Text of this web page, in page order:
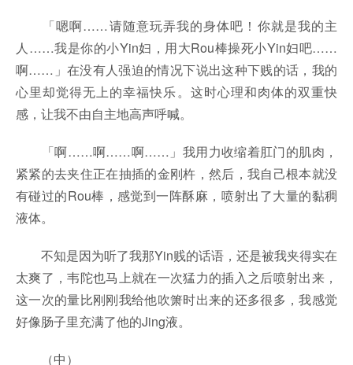
「嗯啊……请随意玩弄我的身体吧！你就是我的主
人……我是你的小Yin妇，用大Rou棒操死小Yin妇吧……
啊……」在没有人强迫的情况下说出这种下贱的话，我的
心里却觉得无上的幸福快乐。这时心理和肉体的双重快
感，让我不由自主地高声呼喊。
「啊……啊……啊……」我用力收缩着肛门的肌肉，
紧紧的去夹住正在抽插的金刚杵，然后，我自己根本就没
有碰过的Rou棒，感觉到一阵酥麻，喷射出了大量的黏稠
液体。
不知是因为听了我那Yin贱的话语，还是被我夹得实在
太爽了，韦陀也马上就在一次猛力的插入之后喷射出来，
这一次的量比刚刚我给他吹箫时出来的还多很多，我感觉
好像肠子里充满了他的Jing液。
（中）